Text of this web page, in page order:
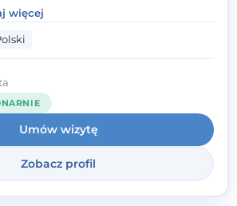
mnie bliska, pełna zrozumienia i
relacja z pacjentem. To
ta oparta na zaufaniu więź staje się
w której można dotrzeć do
trudności i spojrzeć na nie inaczej
więcej
Umów wizytę
Zobacz profil